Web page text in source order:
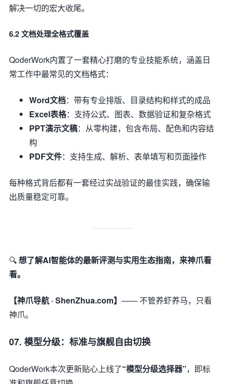
解决一切的宏大收尾。
6.2 文档处理全格式覆盖
QoderWork内置了一套精心打磨的专业技能系统，涵盖日
常工作中最常见的文档格式：
Word文档：带有专业排版、目录结构和样式的成品
Excel表格：支持公式、图表、数据验证和复杂格式
PPT演示文稿：从零构建，包含布局、配色和内容结
构
PDF文件：支持生成、解析、表单填写和页面操作
每种格式背后都有一套经过实战验证的最佳实践，确保输
出质量稳定可靠。
🔍想了解AI智能体的最新评测与实用生态指南，来神爪看
看。
【神爪导航 · ShenZhua.com】 —— 不管养虾养马，只看
神爪。
07. 模型分级：标准与旗舰自由切换
QoderWork本次更新贴心上线了“模型分级选择器”，即标